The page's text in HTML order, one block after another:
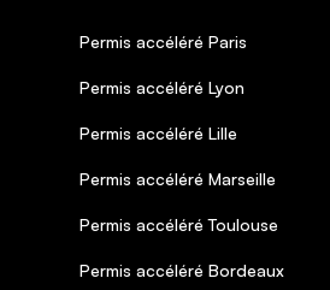
Permis accéléré Paris
Permis accéléré Lyon
Permis accéléré Lille
Permis accéléré Marseille
Permis accéléré Toulouse
Permis accéléré Bordeaux